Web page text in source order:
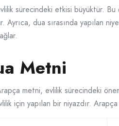
sürecindeki etkisi büyüktür.
Ayrıca, dua sırasında yapılan
Metni
metni, evlilik sürecindeki
için yapılan bir niyazdır.